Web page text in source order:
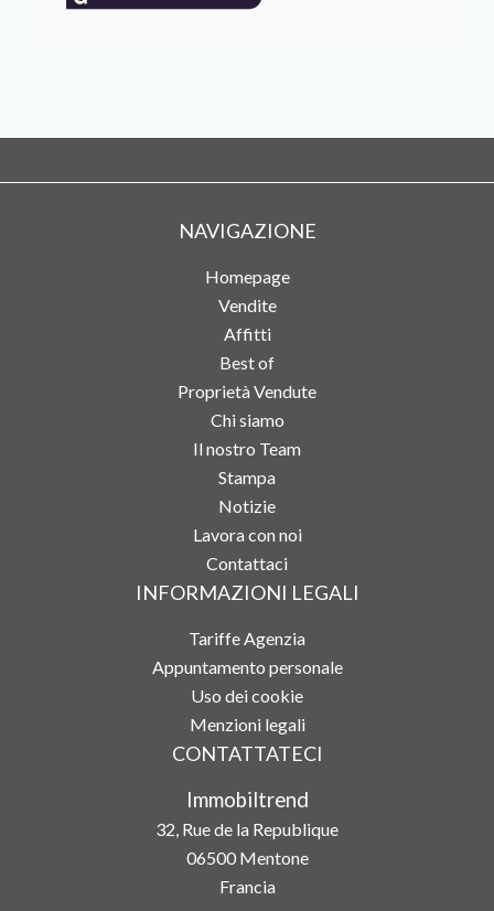
NAVIGAZIONE
Homepage
Vendite
Affitti
Best of
Proprietà Vendute
Chi siamo
Il nostro Team
Stampa
Notizie
Lavora con noi
Contattaci
INFORMAZIONI LEGALI
Tariffe Agenzia
Appuntamento personale
Uso dei cookie
Menzioni legali
CONTATTATECI
Immobiltrend
32, Rue de la Republique
06500Mentone
Francia